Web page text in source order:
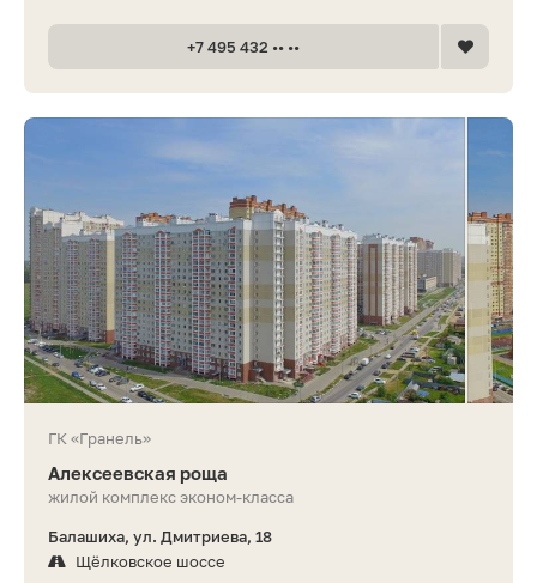
+7 495 432 •• ••
ГК «Гранель»
Алексеевская роща
жилой комплекс эконом-класса
Балашиха, ул. Дмитриева, 18
Щёлковское шоссе